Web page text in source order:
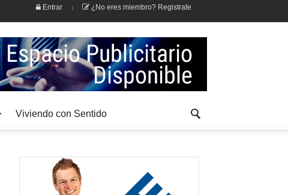
Entrar ¿No eres miembro? Registrate
Viviendo con Sentido